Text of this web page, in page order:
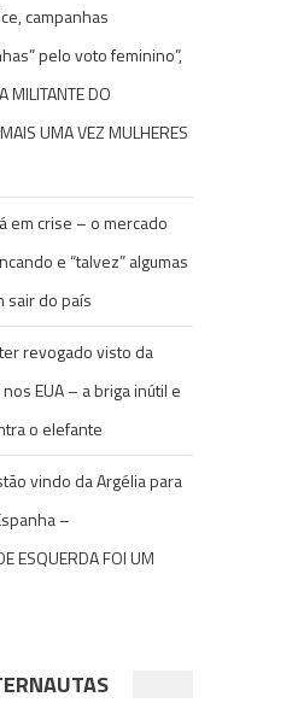
campanhas
pelo voto feminino”,
MILITANTE DO
UMA VEZ MULHERES
em crise – o mercado
e “talvez” algumas
sair do país
ter revogado visto da
EUA – a briga inútil e
o elefante
vindo da Argélia para
–
ESQUERDA FOI UM